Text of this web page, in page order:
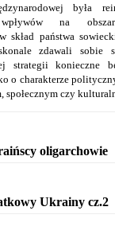
była
na
skład państwa
zdawali sobie
strategii konieczne
o charakterze
społecznym czy
oligarchowie
Ukrainy cz.2